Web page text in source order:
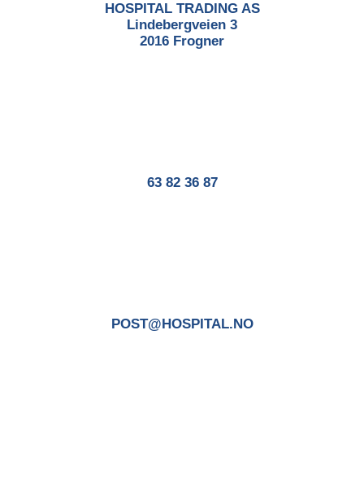
HOSPITAL TRADING AS
Lindebergveien 3
2016 Frogner
63 82 36 87
POST@HOSPITAL.NO